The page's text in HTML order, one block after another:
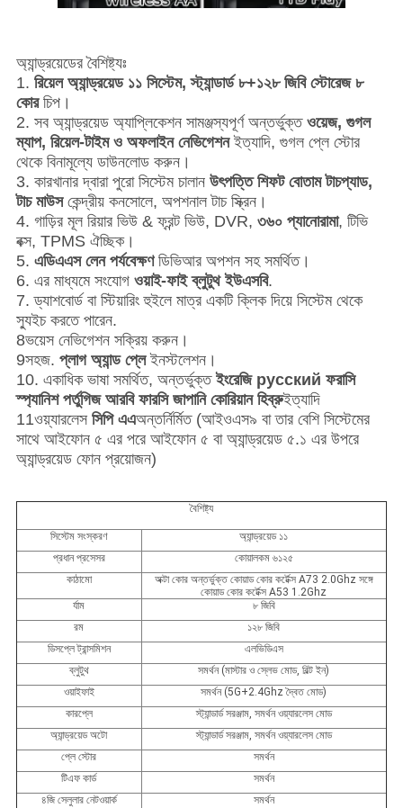
অ্যান্ড্রয়েডের বৈশিষ্ট্যঃ
1. রিয়েল অ্যান্ড্রয়েড ১১ সিস্টেম, স্ট্যান্ডার্ড ৮+১২৮ জিবি স্টোরেজ ৮
কোর চিপ।
2. সব অ্যান্ড্রয়েড অ্যাপ্লিকেশন সামঞ্জস্যপূর্ণ অন্তর্ভুক্ত ওয়েজ, গুগল
ম্যাপ, রিয়েল-টাইম ও অফলাইন নেভিগেশন ইত্যাদি, গুগল প্লে স্টোর
থেকে বিনামূল্যে ডাউনলোড করুন।
3. কারখানার দ্বারা পুরো সিস্টেম চালান উৎপত্তি শিফট বোতাম টাচপ্যাড,
টাচ মাউস কেন্দ্রীয় কনসোলে, অপশনাল টাচ স্ক্রিন।
4. গাড়ির মূল রিয়ার ভিউ & ফ্রন্ট ভিউ, DVR, ৩৬০ প্যানোরামা, টিভি
বক্স, TPMS ঐচ্ছিক।
5. এডিএএস লেন পর্যবেক্ষণ ডিভিআর অপশন সহ সমর্থিত।
6. এর মাধ্যমে সংযোগ ওয়াই-ফাই ব্লুটুথ ইউএসবি.
7. ড্যাশবোর্ড বা স্টিয়ারিং হুইলে মাত্র একটি ক্লিক দিয়ে সিস্টেম থেকে
স্যুইচ করতে পারেন.
8ভয়েস নেভিগেশন সক্রিয় করুন।
9সহজ. প্লাগ অ্যান্ড প্লে ইনস্টলেশন।
10. একাধিক ভাষা সমর্থিত, অন্তর্ভুক্ত ইংরেজি русский ফরাসি
স্প্যানিশ পর্তুগিজ আরবি ফারসি জাপানি কোরিয়ান হিব্রুইত্যাদি
11ওয়্যারলেস সিপি এএঅন্তর্নির্মিত (আইওএস৯ বা তার বেশি সিস্টেমের
সাথে আইফোন ৫ এর পরে আইফোন ৫ বা অ্যান্ড্রয়েড ৫.১ এর উপরে
অ্যান্ড্রয়েড ফোন প্রয়োজন)
বৈশিষ্ট্য
সিস্টেম সংস্করণ
অ্যান্ড্রয়েড ১১
প্রধান প্রসেসর
কোয়ালকম ৬১২৫
কাঠামো
অক্টা কোর অন্তর্ভুক্ত কোয়াড কোর কর্টেক্স A73 2.0Ghz সঙ্গে
কোয়াড কোর কর্টেক্স A53 1.2Ghz
র্যাম
৮ জিবি
রম
১২৮ জিবি
ডিসপ্লে ট্রান্সমিশন
এলভিডিএস
ব্লুটুথ
সমর্থন (মাস্টার ও স্লেভ মোড, বিল্ট ইন)
ওয়াইফাই
সমর্থন (5G+2.4Ghz দ্বৈত মোড)
কারপ্লে
স্ট্যান্ডার্ড সরঞ্জাম, সমর্থন ওয়্যারলেস মোড
অ্যান্ড্রয়েড অটো
স্ট্যান্ডার্ড সরঞ্জাম, সমর্থন ওয়্যারলেস মোড
প্লে স্টোর
সমর্থন
টিএফ কার্ড
সমর্থন
৪জি সেলুলার নেটওয়ার্ক
সমর্থন